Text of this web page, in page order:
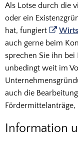
Als Lotse durch die
oder ein
hat, fungiert
auch gerne beim
sprechen Sie ihn bei
unbedingt weit im
auch die
Fördermittelanträge,
Information